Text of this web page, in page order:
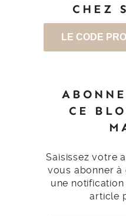
CHEZ
LE CODE
CE
Saisissez votre
vous abonner
une
article